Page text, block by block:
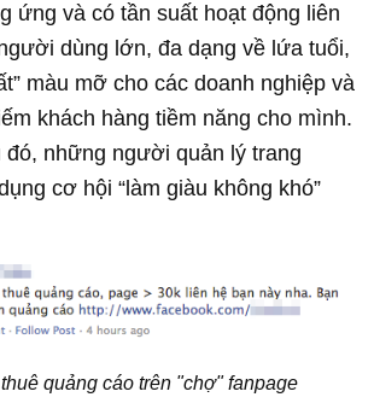
ứng và có tần suất hoạt động liên
dùng lớn, đa dạng về lứa tuổi,
màu mỡ cho các doanh nghiệp và
khách hàng tiềm năng cho mình.
những người quản lý trang
cơ hội “làm giàu không khó”
quảng cáo trên "chợ" fanpage